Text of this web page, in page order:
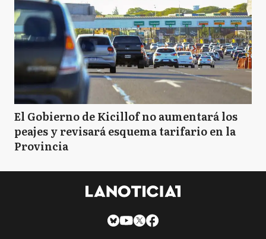
El Gobierno de Kicillof no aumentará los
peajes y revisará esquema tarifario en la
Provincia